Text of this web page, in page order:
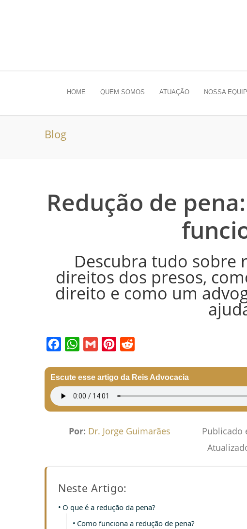
HOME QUEM SOMOS ATUAÇÃO NOSSA
Blog
Redução de
Descubra tudo sobre
direitos dos presos,
direito e como um
Escute esse artigo da Reis Advocacia
Por: Dr. Jorge Guimarães Publicado
Neste Artigo:
O que é a redução da pena?
Como funciona a redução de pena?